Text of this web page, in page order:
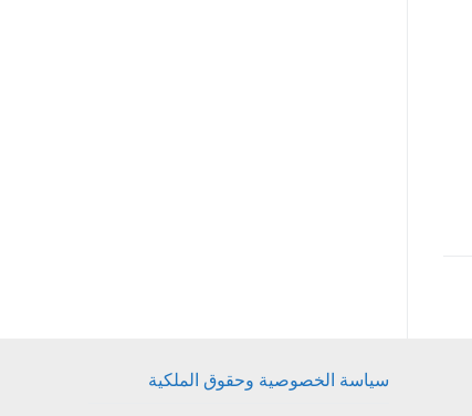
سياسة الخصوصية وحقوق الملكية